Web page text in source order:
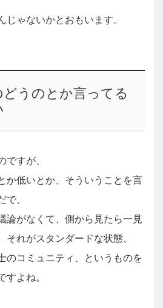
じゃないかとおもいます。
うのとか言ってる
ですが、
か低いとか、そういうことを言
で、
論がなくて、側から見たら一見
それがスタンダードな状態、
のコミュニティ、というものを
すよね。